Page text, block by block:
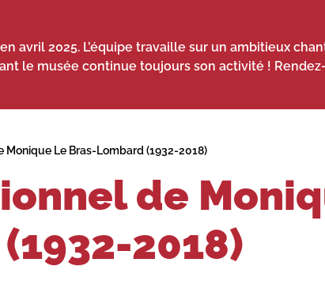
avril 2025. L’équipe travaille sur un ambitieux
le musée continue toujours son activité !
Monique Le Bras-Lombard (1932-2018)
de
2018)